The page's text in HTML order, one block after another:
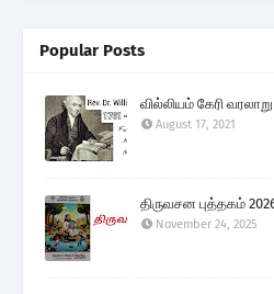
Popular Posts
வில்லியம் கேரி
August 17, 2021
திருவசன புத்தகம்
November 24, 2025